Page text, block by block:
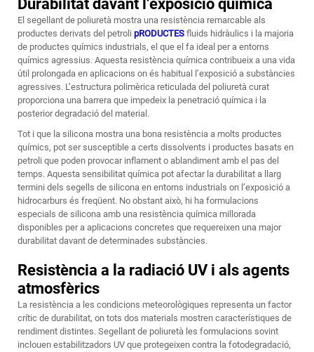
Durabilitat davant l’exposició química
El segellant de poliuretà mostra una resistència remarcable als
productes derivats del petroli pRODUCTES fluids hidràulics i la majoria
de productes químics industrials, el que el fa ideal per a entorns
químics agressius. Aquesta resistència química contribueix a una vida
útil prolongada en aplicacions on és habitual l’exposició a substàncies
agressives. L’estructura polimèrica reticulada del poliuretà curat
proporciona una barrera que impedeix la penetració química i la
posterior degradació del material.
Tot i que la silicona mostra una bona resistència a molts productes
químics, pot ser susceptible a certs dissolvents i productes basats en
petroli que poden provocar inflament o ablandiment amb el pas del
temps. Aquesta sensibilitat química pot afectar la durabilitat a llarg
termini dels segells de silicona en entorns industrials on l’exposició a
hidrocarburs és freqüent. No obstant això, hi ha formulacions
especials de silicona amb una resistència química millorada
disponibles per a aplicacions concretes que requereixen una major
durabilitat davant de determinades substàncies.
Resistència a la radiació UV i als agents
atmosfèrics
La resistència a les condicions meteorològiques representa un factor
crític de durabilitat, on tots dos materials mostren característiques de
rendiment distintes. Segellant de poliuretà les formulacions sovint
inclouen estabilitzadors UV que protegeixen contra la fotodegradació,